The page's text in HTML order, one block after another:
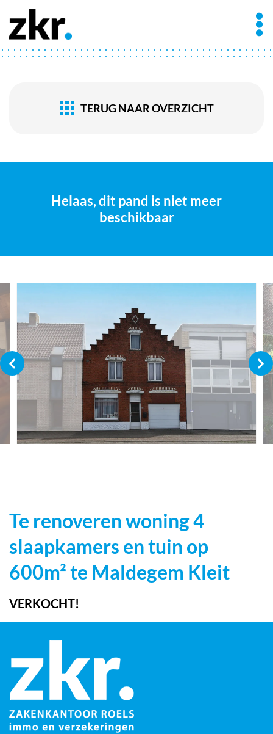
TERUG NAAR OVERZICHT
Helaas, dit pand is niet meer
beschikbaar
Te renoveren woning 4
slaapkamers en tuin op
600m² te Maldegem Kleit
VERKOCHT!